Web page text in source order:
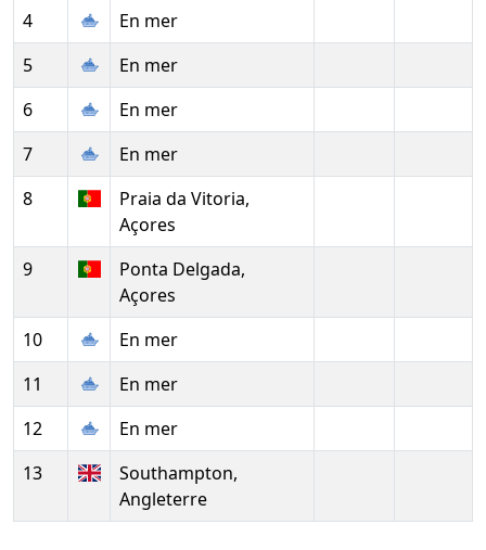
4
En mer
5
En mer
6
En mer
7
En mer
8
Praia da Vitoria,
Açores
9
Ponta Delgada,
Açores
10
En mer
11
En mer
12
En mer
13
Southampton,
Angleterre